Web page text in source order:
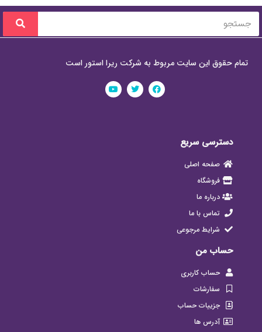
تمام حقوق این سایت مربوط به شرکت ریرا استور است
دسترسی سریع
صفحه اصلی
فروشگاه
درباره ما
تماس با ما
شرایط مرجوعی
حساب من
حساب کاربری
سفارشات
جزییات حساب
آدرس ها